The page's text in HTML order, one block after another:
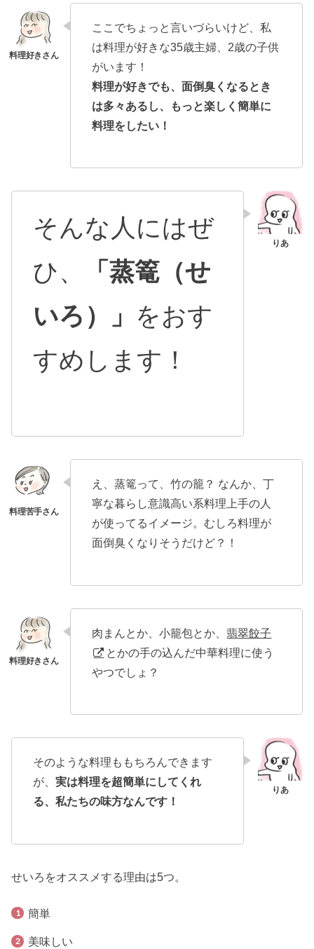
ここでちょっと言いづらいけど、私
は料理が好きな35歳主婦、2歳の子供
がいます！
料理が好きでも、面倒臭くなるとき
は多々あるし、もっと楽しく簡単に
料理をしたい！
そんな人にはぜ
ひ、
「蒸篭（せ
いろ）」 をおす
すめします！
え、蒸篭って、竹の籠？ なんか、丁
寧な暮らし意識高い系料理上手の人
が使ってるイメージ。むしろ料理が
面倒臭くなりそうだけど？！
肉まんとか、小籠包とか、翡翠餃子
とかの手の込んだ中華料理に使う
やつでしょ？
そのような料理ももちろんできます
が、実は料理を超簡単にしてくれ
る、私たちの味方なんです！
せいろをオススメする理由は5つ。
簡単
美味しい